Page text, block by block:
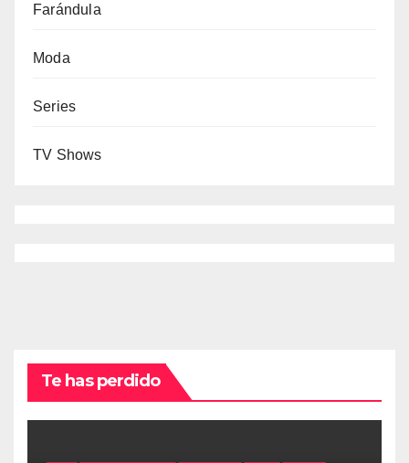
Farándula
Moda
Series
TV Shows
Te has perdido